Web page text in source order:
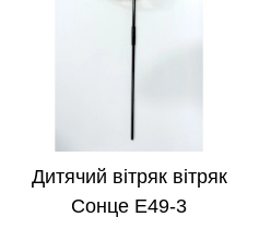
Дитячий вітряк вітряк
Сонце E49-3